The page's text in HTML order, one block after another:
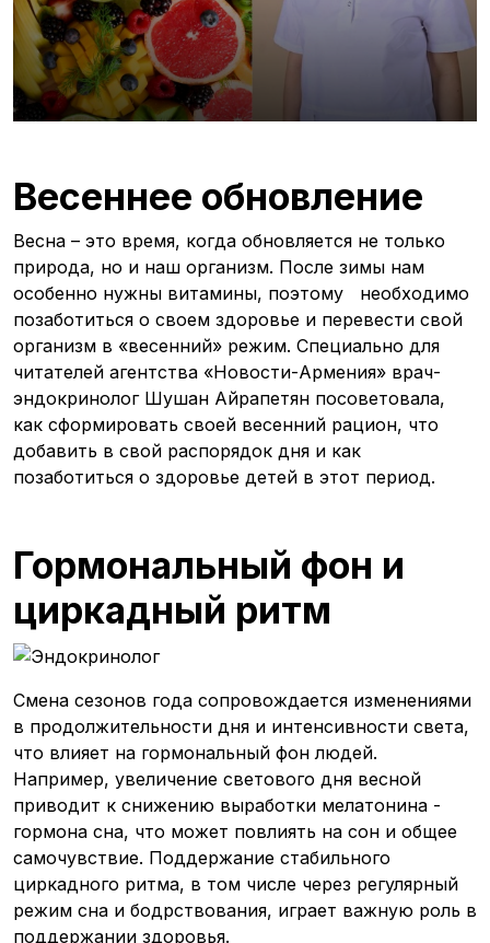
Весеннее обновление
Весна – это время, когда обновляется не только
природа, но и наш организм. После зимы нам
особенно нужны витамины, поэтому необходимо
позаботиться о своем здоровье и перевести свой
организм в «весенний» режим. Специально для
читателей агентства «Новости-Армения» врач-
эндокринолог Шушан Айрапетян посоветовала,
как сформировать своей весенний рацион, что
добавить в свой распорядок дня и как
позаботиться о здоровье детей в этот период.
Гормональный фон и
циркадный ритм
Смена сезонов года сопровождается изменениями
в продолжительности дня и интенсивности света,
что влияет на гормональный фон людей.
Например, увеличение светового дня весной
приводит к снижению выработки мелатонина -
гормона сна, что может повлиять на сон и общее
самочувствие. Поддержание стабильного
циркадного ритма, в том числе через регулярный
режим сна и бодрствования, играет важную роль в
поддержании здоровья.